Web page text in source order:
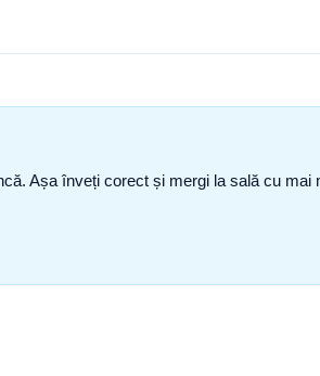
Așa înveți corect și mergi la sală cu mai